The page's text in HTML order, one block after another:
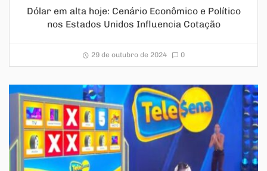
Dólar em alta hoje: Cenário Econômico e Político
nos Estados Unidos Influencia Cotação
29 de outubro de 2024 0